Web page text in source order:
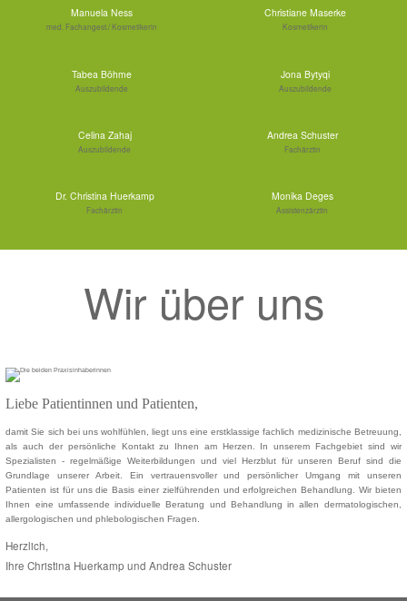
Manuela Ness
med. Fachangest./ Kosmetikerin
Christiane Maserke
Kosmetikerin
Tabea Böhme
Auszubildende
Jona Bytyqi
Auszubildende
Celina Zahaj
Auszubildende
Andrea Schuster
Fachärztin
Dr. Christina Huerkamp
Fachärztin
Monika Deges
Assistenzärztin
Wir über uns
Liebe Patientinnen und Patienten,
damit Sie sich bei uns wohlfühlen, liegt uns eine erstklassige fachlich medizinische Betreuung,
als auch der persönliche Kontakt zu Ihnen am Herzen. In unserem Fachgebiet sind wir
Spezialisten - regelmäßige Weiterbildungen und viel Herzblut für unseren Beruf sind die
Grundlage unserer Arbeit. Ein vertrauensvoller und persönlicher Umgang mit unseren
Patienten ist für uns die Basis einer zielführenden und erfolgreichen Behandlung. Wir bieten
Ihnen eine umfassende individuelle Beratung und Behandlung in allen dermatologischen,
allergologischen und phlebologischen Fragen.
Herzlich,
Ihre Christina Huerkamp und Andrea Schuster